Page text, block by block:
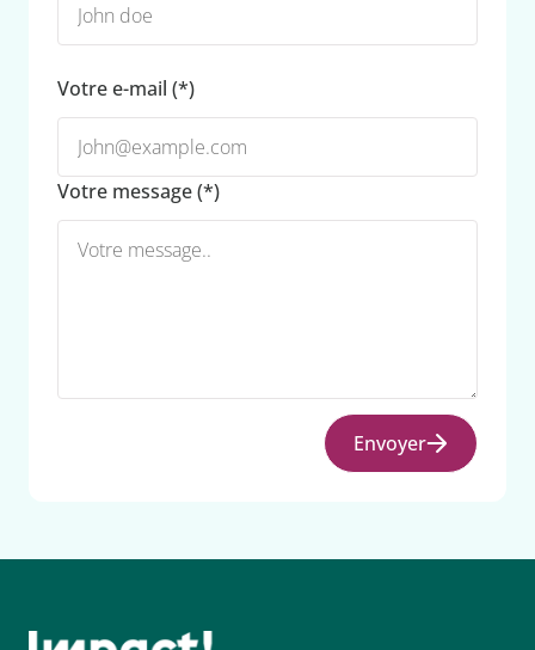
Votre e-mail (*)
Votre message (*)
Envoyer